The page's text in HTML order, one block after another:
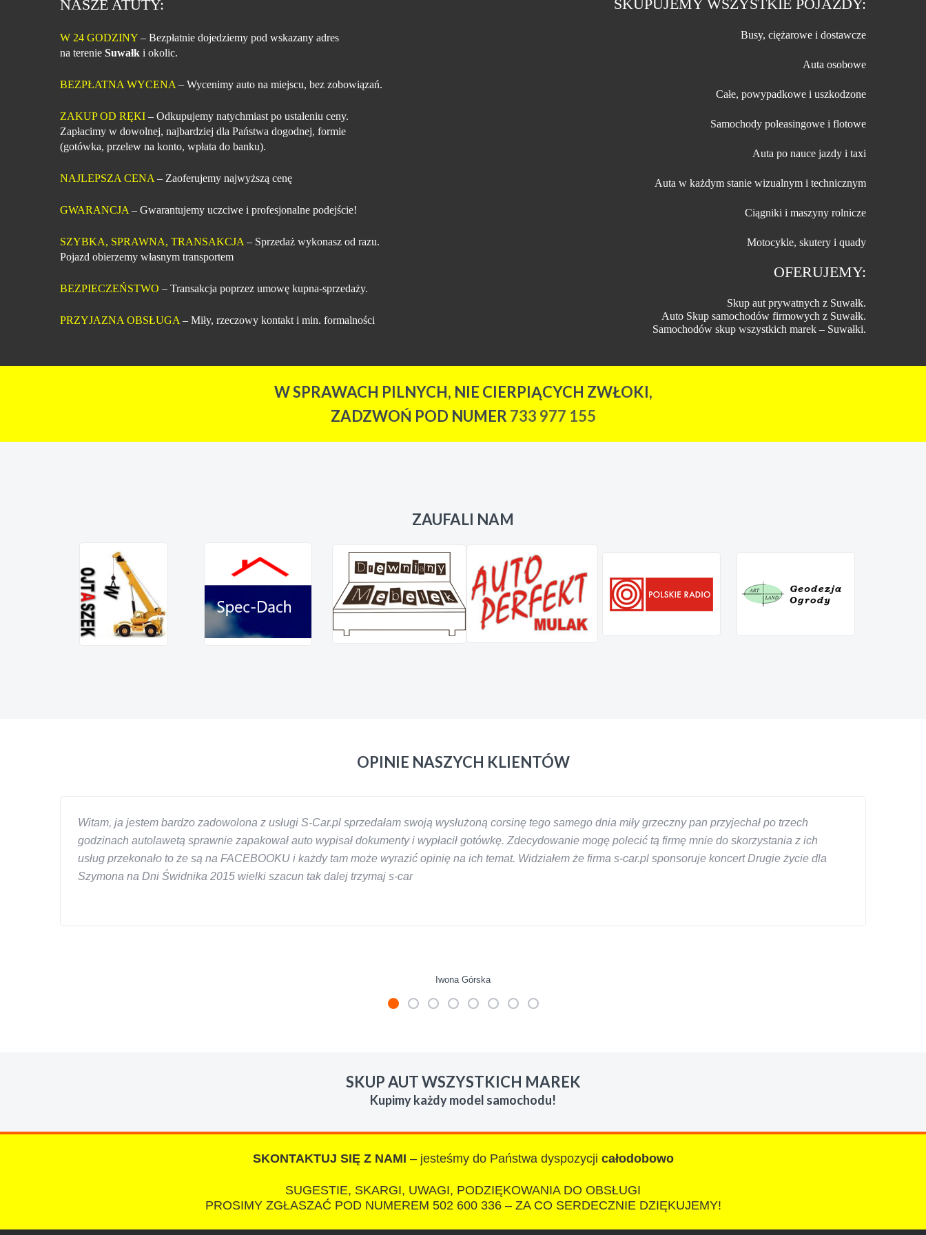
NASZE ATUTY:
W 24 GODZINY – Bezpłatnie dojedziemy pod wskazany adres
na terenie Suwałk i okolic.
BEZPŁATNA WYCENA – Wycenimy auto na miejscu, bez zobowiązań.
ZAKUP OD RĘKI – Odkupujemy natychmiast po ustaleniu ceny.
Zapłacimy w dowolnej, najbardziej dla Państwa dogodnej, formie
(gotówka, przelew na konto, wpłata do banku).
NAJLEPSZA CENA – Zaoferujemy najwyższą cenę
GWARANCJA – Gwarantujemy uczciwe i profesjonalne podejście!
SZYBKA, SPRAWNA, TRANSAKCJA – Sprzedaż wykonasz od razu.
Pojazd obierzemy własnym transportem
BEZPIECZEŃSTWO – Transakcja poprzez umowę kupna-sprzedaży.
PRZYJAZNA OBSŁUGA – Miły, rzeczowy kontakt i min. formalności
SKUPUJEMY WSZYSTKIE POJAZDY:
Busy, ciężarowe i dostawcze
Auta osobowe
Całe, powypadkowe i uszkodzone
Samochody poleasingowe i flotowe
Auta po nauce jazdy i taxi
Auta w każdym stanie wizualnym i technicznym
Ciągniki i maszyny rolnicze
Motocykle, skutery i quady
OFERUJEMY:
Skup aut prywatnych z Suwałk.
Auto Skup samochodów firmowych z Suwałk.
Samochodów skup wszystkich marek – Suwałki.
W SPRAWACH PILNYCH, NIE CIERPIĄCYCH ZWŁOKI,
ZADZWOŃ POD NUMER 733 977 155
ZAUFALI NAM
OPINIE NASZYCH KLIENTÓW
Witam, ja jestem bardzo zadowolona z usługi S-Car.pl sprzedałam swoją wysłużoną corsinę tego samego dnia miły grzeczny pan przyjechał po trzech
godzinach autolawetą sprawnie zapakował auto wypisał dokumenty i wypłacił gotówkę. Zdecydowanie mogę polecić tą firmę mnie do skorzystania z ich
usług przekonało to że są na FACEBOOKU i każdy tam może wyrazić opinię na ich temat. Widziałem że firma s-car.pl sponsoruje koncert Drugie życie dla
Szymona na Dni Świdnika 2015 wielki szacun tak dalej trzymaj s-car
Iwona Górska
chcecie natknac sie na spaslych wszystkowiedzacych wyzyskiwaczy, to polecam s-car.pl
IZA
SKUP AUT WSZYSTKICH MAREK
Kupimy każdy model samochodu!
SKONTAKTUJ SIĘ Z NAMI – jesteśmy do Państwa dyspozycji całodobowo
SUGESTIE, SKARGI, UWAGI, PODZIĘKOWANIA DO OBSŁUGI
PROSIMY ZGŁASZAĆ POD NUMEREM 502 600 336 – ZA CO SERDECZNIE DZIĘKUJEMY!